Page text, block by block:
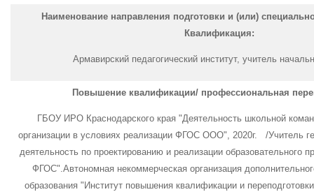
Наименование направления подготовки и (или)
Квалификация:
Армавирский педагогический институт, учитель
Повышение квалификации/ профессиональная
ГБОУ ИРО Краснодарского края "Деятельность школьной
организации в условиях реализации ФГОС ООО", 2020г. /Учитель
деятельность по проектированию и реализации образовательного
ФГОС".Автономная некоммерческая организация
образования "Институт повышения квалификации и